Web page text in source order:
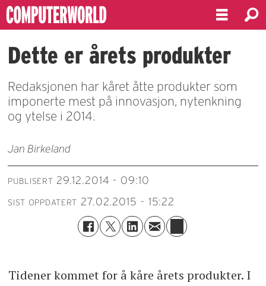
Dette er årets produkter
Redaksjonen har kåret åtte produkter som
imponerte mest på innovasjon, nytenkning
og ytelse i 2014.
Jan Birkeland
PUBLISERT 29.12.2014 - 09:10
SIST OPPDATERT 27.02.2015 - 15:22
Tidener kommet for å kåre årets produkter. I